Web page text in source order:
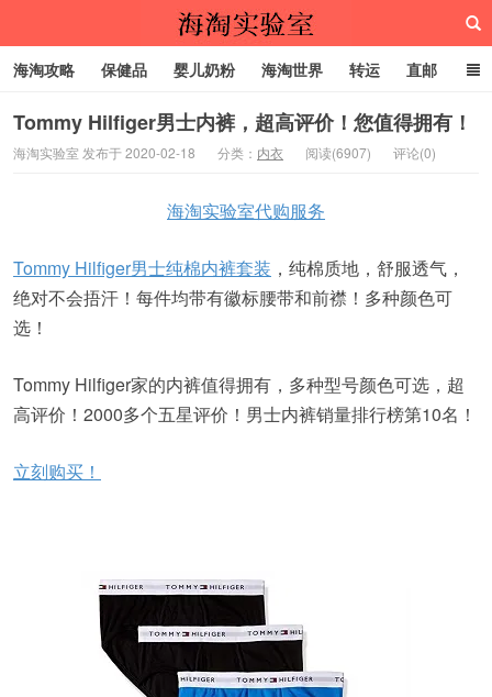
海淘攻略 保健品 婴儿奶粉 海淘世界 转运 直邮
代购服务
Tommy Hilfiger男士内裤，超高评价！您值得拥有！
海淘实验室 发布于 2020-02-18 分类： 内衣 阅读(6907) 评论(0)
海淘实验室代购服务
Tommy Hilfiger男士纯棉内裤套装 ，纯棉质地，舒服透气，
绝对不会捂汗！每件均带有徽标腰带和前襟！多种颜色可
选！
Tommy Hilfiger家的内裤值得拥有，多种型号颜色可选，超
高评价！2000多个五星评价！男士内裤销量排行榜第10名！
立刻购买！